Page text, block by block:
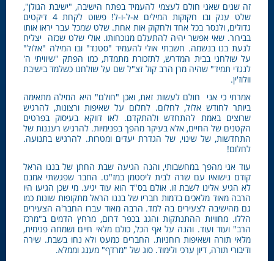
זה שנים שאני חולם לעצמי להעמיד בפתח הישיבה, "ישיבת הגולן",
שלט ענק ובו חקוקות המילים א-ל-ו-ל! פשוט לקחת 4 דיקטים
גדולים, ולנסר בכל אחד ולחקוק אות אחת. שלט שמכל עבר יראו אותו
בבירור. שאי אפשר יהיה להתעלם מנוכחותו. אולי שלט שכזה יצליח
לגעת בנו בנשמה. חשבתי אולי להעמיד "סטנד" ובו המילה "אלול"
על שולחני בבית המדרש, לתזכורת מתמדת, כמו הפתק "שיוויתי ה'
לנגדי תמיד" שהיה מרן הרב קול זצ"ל שם על שולחנו כשלמד בישיבת
וולוז'ין.
אמרתי כי אני חולם לעשות זאת, ואכן "חולם" היא המילה מתאימה
ביותר לחודש אלול, לחלום. לחלום על שאיפות ורצונות, להרגיש
שרוצים באמת להתחדש ולהתקדם. לאו דווקא בעיסוק בפרטים
הקטנים של החיים, אלא בעיקר מהפך בפנימיות. להרגיש רעננות של
התחדשות, של שינוי, של הגדרת יעדים ומטרות. להרגיש בתנועה.
לחלום!
עוד אני מהפך במחשבותי, והנה הגיעה שבת החתן של בננו הראל
קודם נישואיו עם שרה לבית ליסטמן במז"ט. החבר שפגשתי אמנם
לא הגיע אלינו לשבת זו. אולם בס"ד הוא עוד יגיע. מי שכן הגיעו היו
הרבה מאוד מלאכים בדמות חבריו של בננו הראל מתקופות שונות כמו
גם מהישיבה לצעירים בה למד. הרבה מאוד עברו החבר'ה הצעירים
הללו. מחוויות ההתנתקות והגג בכפר דרום, מרחץ הדמים ב"מרכז
הרב" ועוד ועוד. והנה על אף הכל, כולם מלאי חיים ושמחה פנימית,
מלאי תורה ושאיפות רוחניות. החברים כמעט ולא נחו בשבת. שירה
ודיבורי תורה, דיון ערכי ולימוד. סוג של "מרדף" מענג וממלא.